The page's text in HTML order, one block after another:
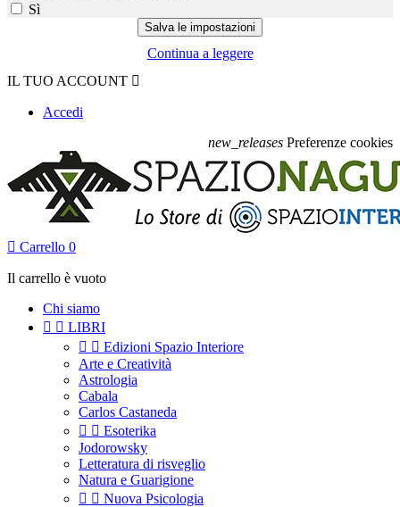
Sì
Continua a leggere
IL TUO ACCOUNT 
Accedi
new_releases Preferenze cookies
 Carrello 0
Il carrello è vuoto
Chi siamo
  LIBRI
  Edizioni Spazio Interiore
Arte e Creatività
Astrologia
Cabala
Carlos Castaneda
  Esoterika
Jodorowsky
Letteratura di risveglio
Natura e Guarigione
  Nuova Psicologia